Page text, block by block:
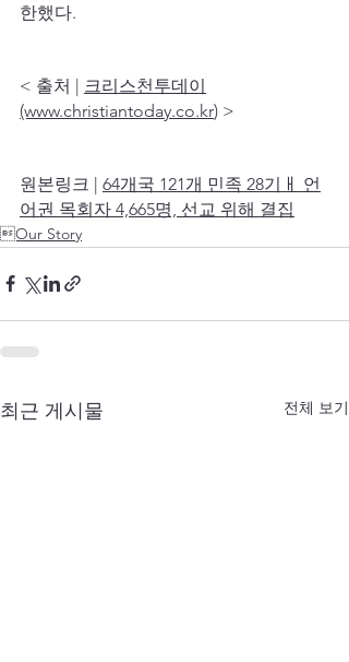
한했다.
< 출처 | 크리스천투데이
(www.christiantoday.co.kr) >
원본링크 | 64개국 121개 민족 28기ㅐ 언
어권 목회자 4,665명, 선교 위해 결집
Our Story
최근 게시물 전체 보기